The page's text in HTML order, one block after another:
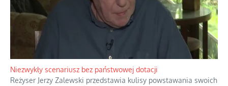
Niezwykły scenariusz bez państwowej dotacji
Reżyser Jerzy Zalewski przedstawia kulisy powstawania swoich